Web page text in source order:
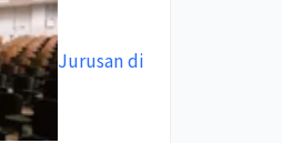
Jurusan di